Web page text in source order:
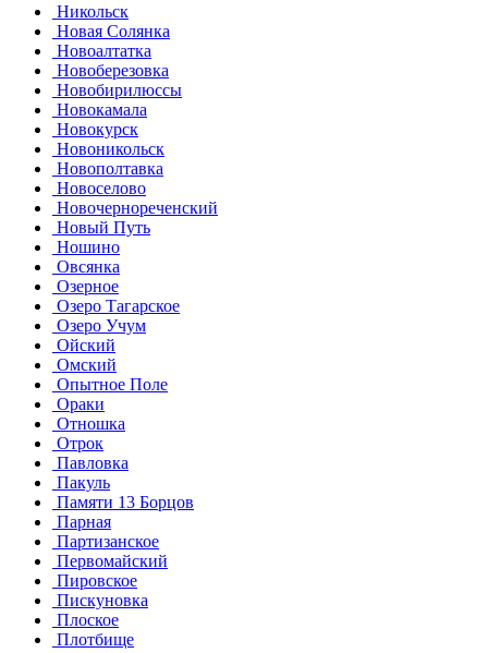
Никольск
Новая Солянка
Новоалтатка
Новоберезовка
Новобирилюссы
Новокамала
Новокурск
Новоникольск
Новополтавка
Новоселово
Новочернореченский
Новый Путь
Ношино
Овсянка
Озерное
Озеро Тагарское
Озеро Учум
Ойский
Омский
Опытное Поле
Ораки
Отношка
Отрок
Павловка
Пакуль
Памяти 13 Борцов
Парная
Партизанское
Первомайский
Пировское
Пискуновка
Плоское
Плотбище